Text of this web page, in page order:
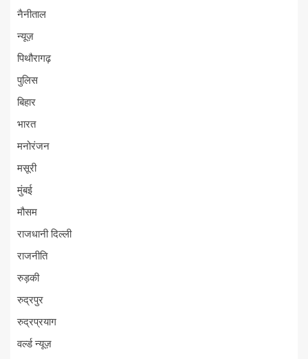
नैनीताल
न्यूज़
पिथौरागढ़
पुलिस
बिहार
भारत
मनोरंजन
मसूरी
मुंबई
मौसम
राजधानी दिल्ली
राजनीति
रुड़की
रुद्रपुर
रुद्रप्रयाग
वर्ल्ड न्यूज़